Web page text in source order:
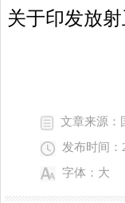
关于印发放
文章来源：
发布时间：
字体： 大